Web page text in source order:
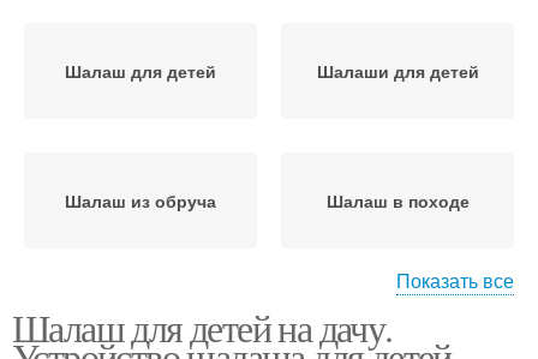
Шалаш для детей Шалаши для детей
Шалаш из обруча Шалаш в походе
Шалаш из веток Шалаш из труб
Показать все
Шалаш для детей на дачу.